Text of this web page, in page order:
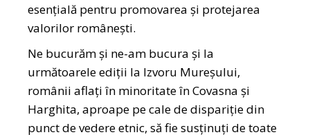
esențială pentru promovarea și protejarea
valorilor românești.
Ne bucurăm și ne-am bucura și la
următoarele ediții la Izvoru Mureșului,
românii aflați în minoritate în Covasna și
Harghita, aproape pe cale de dispariție din
punct de vedere etnic, să fie susținuți de toate